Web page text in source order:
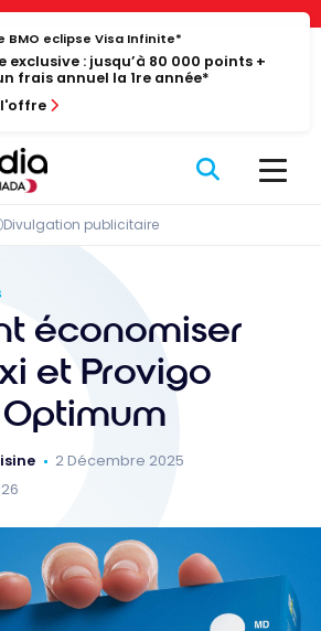
des cookies
BMO eclipse Visa Infinite*
exclusive : jusqu’à 80 000 points +
frais annuel la 1re année*
Divulgation publicitaire
économiser
et Provigo
2 Décembre 2025